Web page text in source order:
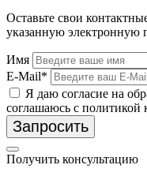
Оставьте свои
указанную электронную
Имя
E-Mail*
Я даю согласие на
соглашаюсь с политикой
Запросить
Получить консультацию